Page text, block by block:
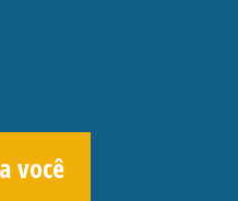
você